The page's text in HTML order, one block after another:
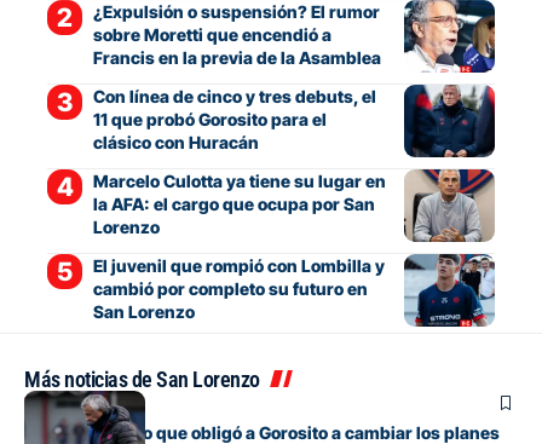
¿Expulsión o suspensión? El rumor
sobre Moretti que encendió a
Francis en la previa de la Asamblea
Con línea de cinco y tres debuts, el
11 que probó Gorosito para el
clásico con Huracán
Marcelo Culotta ya tiene su lugar en
la AFA: el cargo que ocupa por San
Lorenzo
El juvenil que rompió con Lombilla y
cambió por completo su futuro en
San Lorenzo
Más noticias de San Lorenzo
Fútbol
El contratiempo que obligó a Gorosito a cambiar los planes